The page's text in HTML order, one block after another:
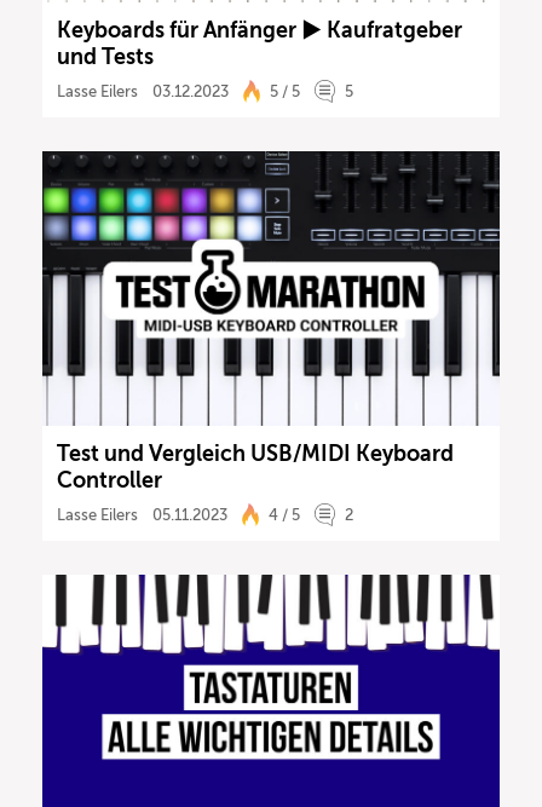
Keyboards für Anfänger ► Kaufratgeber
und Tests
Lasse Eilers 03.12.2023 5 / 5 5
Test und Vergleich USB/MIDI Keyboard
Controller
Lasse Eilers 05.11.2023 4 / 5 2